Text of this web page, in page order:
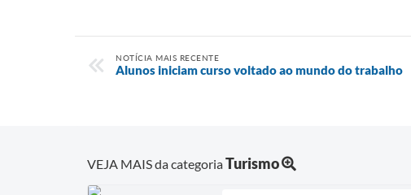
NOTÍCIA MAIS RECENTE
Alunos iniciam curso voltado ao mundo do trabalho
VEJA MAIS da categoriaTurismo